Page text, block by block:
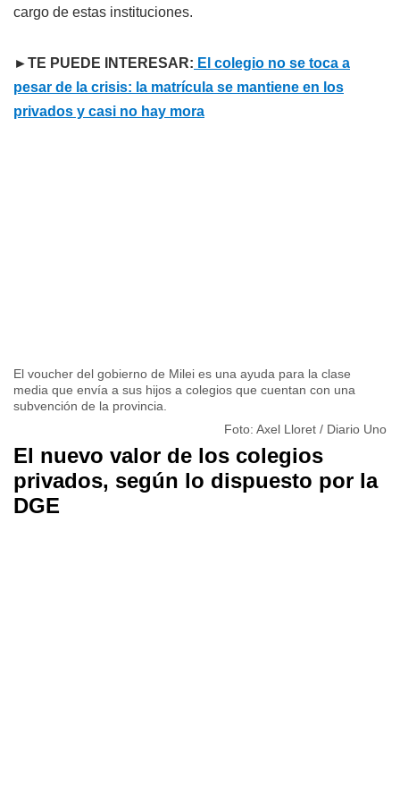
cargo de estas instituciones.
►TE PUEDE INTERESAR: El colegio no se toca a
pesar de la crisis: la matrícula se mantiene en los
privados y casi no hay mora
El voucher del gobierno de Milei es una ayuda para la clase
media que envía a sus hijos a colegios que cuentan con una
subvención de la provincia.
Foto: Axel Lloret / Diario Uno
El nuevo valor de los colegios
privados, según lo dispuesto por la
DGE